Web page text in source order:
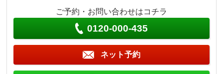
ご予約・お問い合わせはコチラ
0120-000-435
ネット予約